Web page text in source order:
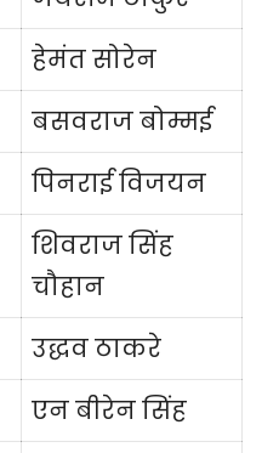
हेमंत सोरेन
बसवराज बोम्मई
पिनराई विजयन
शिवराज सिंह
चौहान
उद्धव ठाकरे
एन बीरेन सिंह